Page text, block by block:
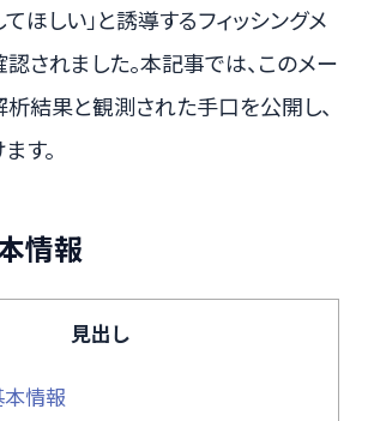
ほしい」と誘導するフィッシングメ
されました。本記事では、このメー
結果と観測された手口を公開し、
す。
情報
見出し
本情報